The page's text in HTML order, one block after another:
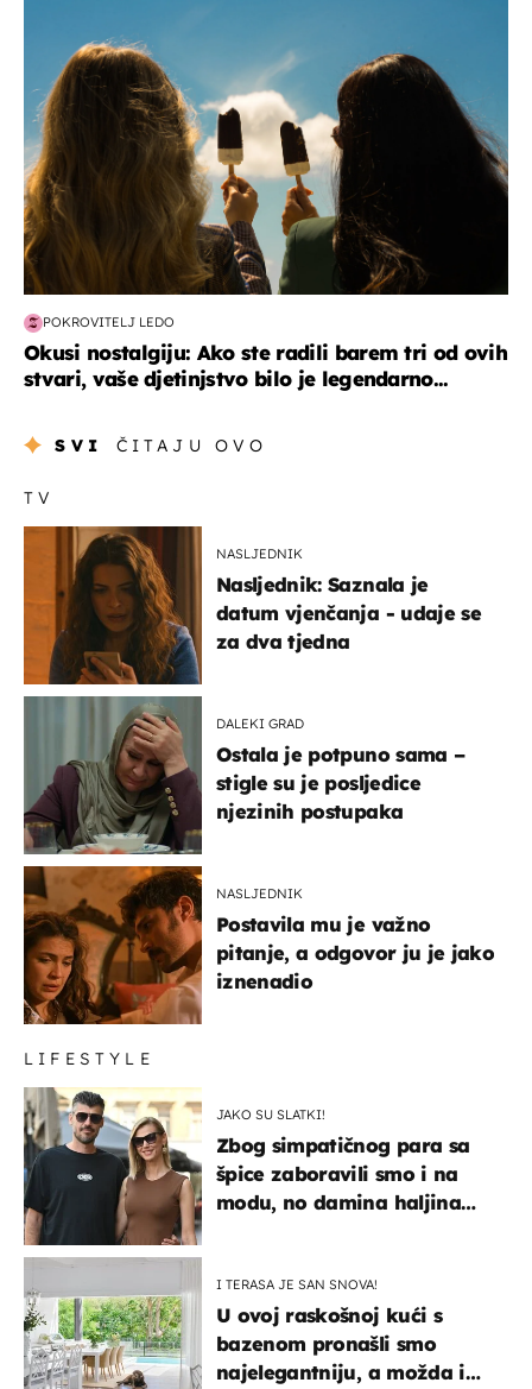
POKROVITELJ LEDO
Okusi nostalgiju: Ako ste radili barem tri od ovih
stvari, vaše djetinjstvo bilo je legendarno...
SVI ČITAJU OVO
TV
NASLJEDNIK
Nasljednik: Saznala je
datum vjenčanja - udaje se
za dva tjedna
DALEKI GRAD
Ostala je potpuno sama –
stigle su je posljedice
njezinih postupaka
NASLJEDNIK
Postavila mu je važno
pitanje, a odgovor ju je jako
iznenadio
LIFESTYLE
JAKO SU SLATKI!
Zbog simpatičnog para sa
špice zaboravili smo i na
modu, no damina haljina
I TERASA JE SAN SNOVA!
U ovoj raskošnoj kući s
bazenom pronašli smo
najelegantniju, a možda i